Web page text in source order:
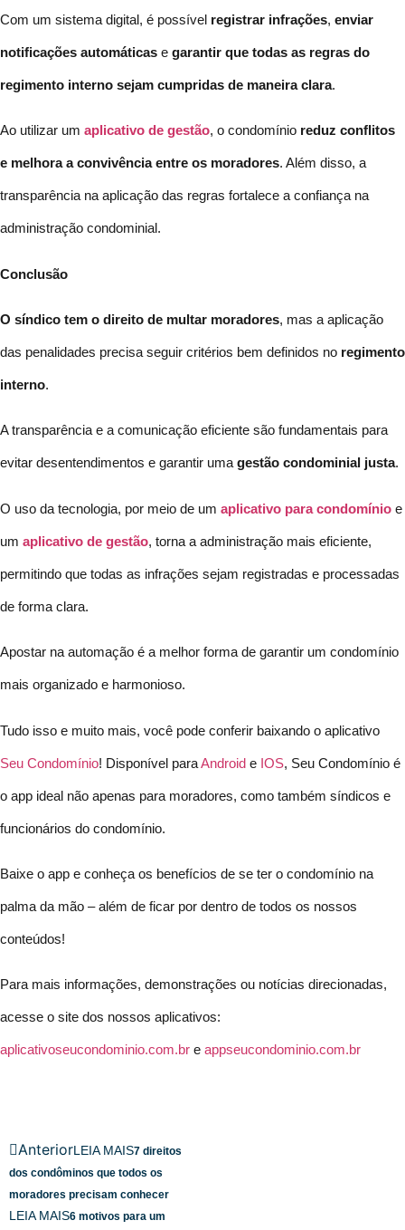
Com um sistema digital, é possível registrar infrações, enviar
notificações automáticas e garantir que todas as regras do
regimento interno sejam cumpridas de maneira clara.
Ao utilizar um aplicativo de gestão, o condomínio reduz conflitos
e melhora a convivência entre os moradores. Além disso, a
transparência na aplicação das regras fortalece a confiança na
administração condominial.
Conclusão
O síndico tem o direito de multar moradores, mas a aplicação
das penalidades precisa seguir critérios bem definidos no regimento
interno.
A transparência e a comunicação eficiente são fundamentais para
evitar desentendimentos e garantir uma gestão condominial justa.
O uso da tecnologia, por meio de um aplicativo para condomínio e
um aplicativo de gestão, torna a administração mais eficiente,
permitindo que todas as infrações sejam registradas e processadas
de forma clara.
Apostar na automação é a melhor forma de garantir um condomínio
mais organizado e harmonioso.
Tudo isso e muito mais, você pode conferir baixando o aplicativo
Seu Condomínio! Disponível paraAndroid e IOS, Seu Condomínio é
o app ideal não apenas para moradores, como também síndicos e
funcionários do condomínio.
Baixe o app e conheça os benefícios de se ter o condomínio na
palma da mão – além de ficar por dentro de todos os nossos
conteúdos!
Para mais informações, demonstrações ou notícias direcionadas,
acesse o site dos nossos aplicativos:
aplicativoseucondominio.com.br e appseucondominio.com.br
AnteriorLEIA MAIS7 direitos
dos condôminos que todos os
moradores precisam conhecer
LEIA MAIS6 motivos para um